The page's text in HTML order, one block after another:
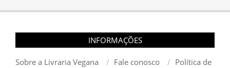
INFORMAÇÕES
Sobre a Livraria Vegana Fale conosco
Política de